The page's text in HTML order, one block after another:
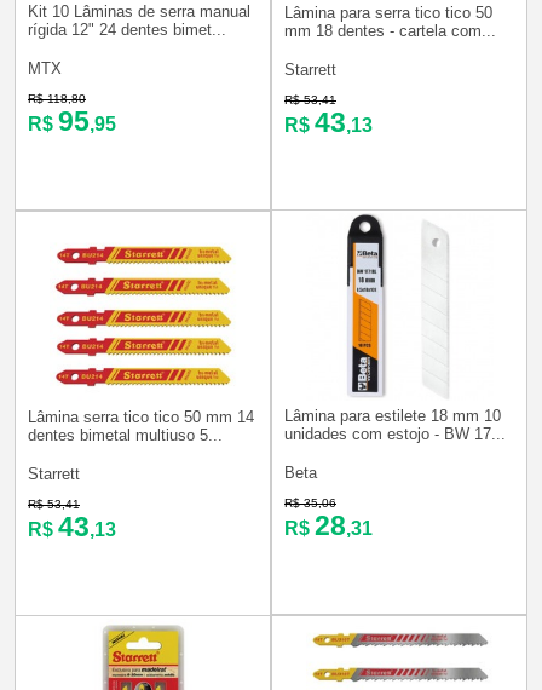
Kit 10 Lâminas de serra manual
rígida 12" 24 dentes bimet...
MTX
R$ 118,80
R$ 95,95
Lâmina para serra tico tico 50
mm 18 dentes - cartela com...
Starrett
R$ 53,41
R$ 43,13
Lâmina serra tico tico 50 mm 14
dentes bimetal multiuso 5...
Starrett
R$ 53,41
R$ 43,13
Lâmina para estilete 18 mm 10
unidades com estojo - BW 17...
Beta
R$ 35,06
R$ 28,31